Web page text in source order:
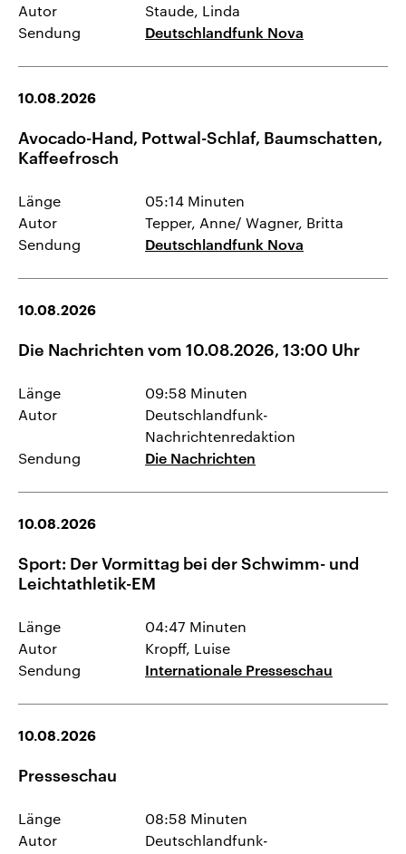
Autor
Staude, Linda
Sendung
Deutschlandfunk Nova
10.08.2026
Avocado-Hand, Pottwal-Schlaf, Baumschatten,
Kaffeefrosch
Länge
05:14 Minuten
Autor
Tepper, Anne/ Wagner, Britta
Sendung
Deutschlandfunk Nova
10.08.2026
Die Nachrichten vom 10.08.2026, 13:00 Uhr
Länge
09:58 Minuten
Autor
Deutschlandfunk-
Nachrichtenredaktion
Sendung
Die Nachrichten
10.08.2026
Sport: Der Vormittag bei der Schwimm- und
Leichtathletik-EM
Länge
04:47 Minuten
Autor
Kropff, Luise
Sendung
Internationale Presseschau
10.08.2026
Presseschau
Länge
08:58 Minuten
Autor
Deutschlandfunk-